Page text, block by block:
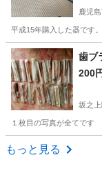
鹿児
平成15年購入した器です
鹿児島 鹿児島市歯ブ
200
坂之上
１枚目の写真が全てです
鹿児島 鹿児島市
もっと見る